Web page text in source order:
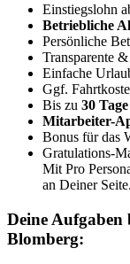
Einstiegslohn
Betriebliche
Persönliche
Transparente &
Einfache
Ggf.
Bis zu 30
Mitarbeiter-
Bonus für das
Gratulations-
Mit Pro
an Deiner Seite.
Deine Aufgaben
Blomberg: